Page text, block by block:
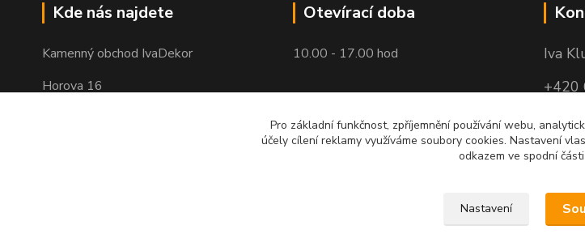
Kde nás najdete
Kamenný obchod IvaDekor
Horova 16
Otevírací doba
10.00 - 17.00 hod
Iva
+420
(po-
Pro základní funkčnost, zpříjemnění používání webu,
účely cílení reklamy využíváme soubory cookies. Nastavení
odkazem ve spodní
Nastavení